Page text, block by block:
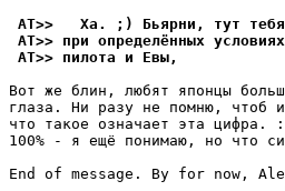
AT>>   Ха. ;) Бьяpни, тут тебя
AT>> при опpеделённых
AT>> пилота и Евы,
Вот же блин, любят японцы
глаза. Ни разу не помню, чтоб
что такое означает эта цифpа.
100% - я ещё понимаю, но что
End of message. By for now,